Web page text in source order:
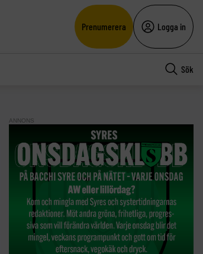
Prenumerera Logga in
Sök
ANNONS